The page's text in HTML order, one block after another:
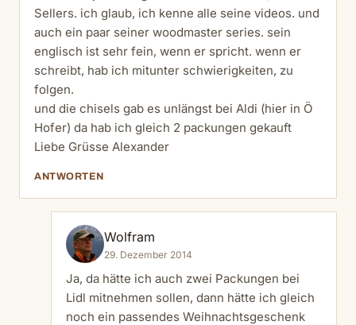
Sellers. ich glaub, ich kenne alle seine videos. und
auch ein paar seiner woodmaster series. sein
englisch ist sehr fein, wenn er spricht. wenn er
schreibt, hab ich mitunter schwierigkeiten, zu
folgen.
und die chisels gab es unlängst bei Aldi (hier in Ö
Hofer) da hab ich gleich 2 packungen gekauft
Liebe Grüsse Alexander
ANTWORTEN
Wolfram
29. Dezember 2014
Ja, da hätte ich auch zwei Packungen bei
Lidl mitnehmen sollen, dann hätte ich gleich
noch ein passendes Weihnachtsgeschenk